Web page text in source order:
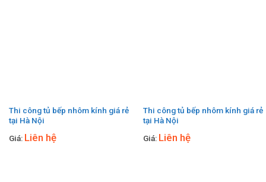
Thi công tủ bếp nhôm kính giá rẻ
tại Hà Nội
Giá: Liên hệ
Thi công tủ bếp nhôm kính giá rẻ
tại Hà Nội
Giá: Liên hệ